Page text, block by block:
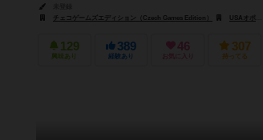
チェコゲームズエディション（Czech Games Edition）
USAオポリー（USAopoly）
129
興味あり
389
経験あり
46
お気に入り
307
持ってる